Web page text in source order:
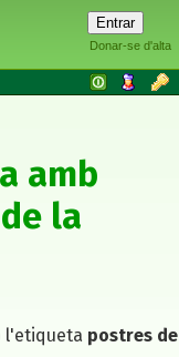
Donar-se d'alta
amb
la
l'etiqueta postres de